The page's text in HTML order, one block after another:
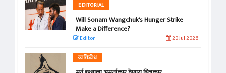
EDITORIAL
Will Sonam Wangchuk's Hunger Strike
Make a Difference?
Editor 20 Jul 2026
व्यक्तिवेध